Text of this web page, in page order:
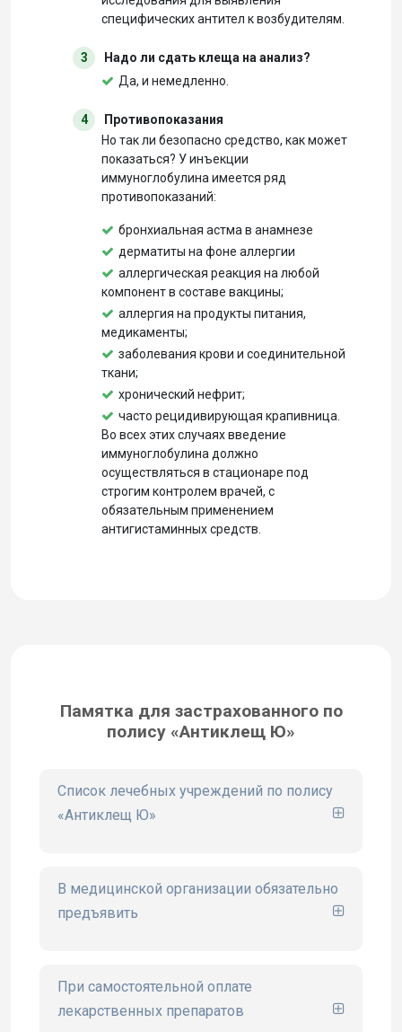
специфических антител к возбудителям.
3
Надо ли сдать клеща на анализ?
Да, и немедленно.
4
Противопоказания
Но так ли безопасно средство, как может
показаться? У инъекции
иммуноглобулина имеется ряд
противопоказаний:
бронхиальная астма в анамнезе
дерматиты на фоне аллергии
аллергическая реакция на любой
компонент в составе вакцины;
аллергия на продукты питания,
медикаменты;
заболевания крови и соединительной
ткани;
хронический нефрит;
часто рецидивирующая крапивница.
Во всех этих случаях введение
иммуноглобулина должно
осуществляться в стационаре под
строгим контролем врачей, с
обязательным применением
антигистаминных средств.
Памятка для застрахованного по
полису «Антиклещ Ю»
Список лечебных учреждений по полису
«Антиклещ Ю»
В медицинской организации обязательно
предъявить
При самостоятельной оплате
лекарственных препаратов